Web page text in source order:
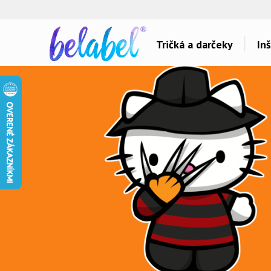
Tričká a darčeky
Dárky pro maminku
Dárky pro ségru
Dárky pro babičku
Dárky pro tátu
Dárky pro bráchu
Dárky pro dědu
Dárky pro partnera
Dárky pro partnerku
Dárky pro přátele
Témy potlačí
Láska
Šport a auta
Detské
Hudba & Film
Humor
Ostatné
Všetko..